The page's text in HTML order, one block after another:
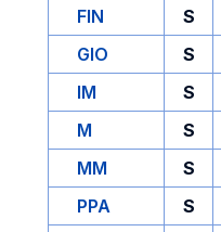
FIN
S
GIO
S
IM
S
M
S
MM
S
PPA
S